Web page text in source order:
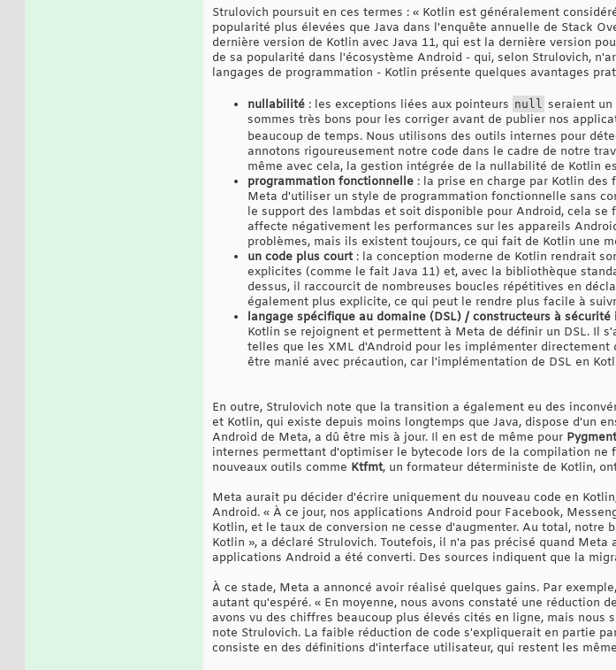
Strulovich poursuit en ces termes : « Kotlin est généralement
popularité plus élevées que Java dans l'enquête annuelle de Stack
dernière version de Kotlin avec Java 11, qui est la dernière version
de sa popularité dans l'écosystème Android - qui, selon Strulovich,
langages de programmation - Kotlin présente quelques avantages
nullabilité : les exceptions liées aux pointeurs null seraient un
sommes très bons pour les corriger avant de publier nos
beaucoup de temps. Nous utilisons des outils internes pour
annotons rigoureusement notre code dans le cadre de notre
même avec cela, la gestion intégrée de la nullabilité de Kotlin
programmation fonctionnelle : la prise en charge par Kotlin des
Meta d'utiliser un style de programmation fonctionnelle sans
le support des lambdas et soit disponible pour Android, cela
affecte négativement les performances sur les appareils
problèmes, mais ils existent toujours, ce qui fait de Kotlin une
un code plus court: la conception moderne de Kotlin rendrait
explicites (comme le fait Java 11) et, avec la bibliothèque
dessus, il raccourcit de nombreuses boucles répétitives en
également plus explicite, ce qui peut le rendre plus facile à
langage spécifique au domaine (DSL) / constructeurs à sécurité
Kotlin se rejoignent et permettent à Meta de définir un DSL. Il
telles que les XML d'Android pour les implémenter
être manié avec précaution, car l'implémentation de DSL en
En outre, Strulovich note que la transition a également eu des
et Kotlin, qui existe depuis moins longtemps que Java, dispose d'un
Android de Meta, a dû être mis à jour. Il en est de même pour
internes permettant d'optimiser le bytecode lors de la compilation
nouveaux outils comme Ktfmt, un formateur déterministe de Kotlin,
Meta aurait pu décider d'écrire uniquement du nouveau code en
Android. « À ce jour, nos applications Android pour Facebook,
Kotlin, et le taux de conversion ne cesse d'augmenter. Au total,
Kotlin », a déclaré Strulovich. Toutefois, il n'a pas précisé quand
applications Android a été converti. Des sources indiquent que la
À ce stade, Meta a annoncé avoir réalisé quelques gains. Par
autant qu'espéré. « En moyenne, nous avons constaté une réduction
avons vu des chiffres beaucoup plus élevés cités en ligne, mais
note Strulovich. La faible réduction de code s'expliquerait en partie
consiste en des définitions d'interface utilisateur, qui restent les